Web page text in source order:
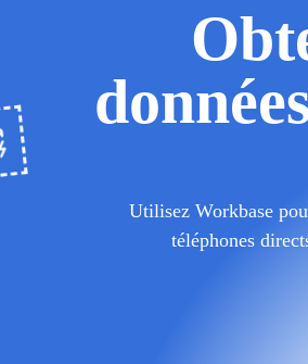
Utilisez Workbase
téléphones